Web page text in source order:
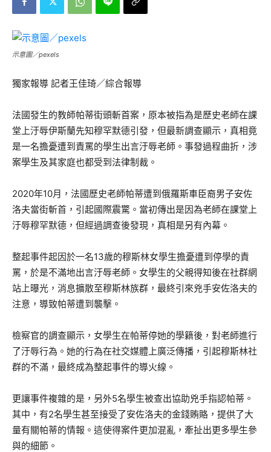
示意圖／pexels
獨家報導 記者王佳琦／綜合報導
法國發生的教師帕蒂街頭斬首案，原本被指為是歷史老師在課
堂上汙辱伊斯蘭先知穆罕默德引發，但最新調查顯示，真相竟
是一名擔憂遭到責罵的學生出言汙辱老師。事發過程曲折，涉
案學生及其家庭也都受到法律制裁。
2020年10月，法國歷史老師帕蒂遭到俄羅斯車臣裔男子安佐
洛夫當街斬首，引起國際震驚。當初傳出是因為老師在課堂上
汙辱穆罕默德，但經過調查後發現，真相是另有內幕。
整起事件起因於一名13歲的穆斯林女學生擔憂遭到停學的責
罵，於是不滿地出言汙辱老師。女學生的父親得知後在社群網
站上曝光，消息擴散至穆斯林族群，最終引來兇手安佐洛夫的
注意，導致帕蒂遭到襲擊。
檢察官的調查顯示，女學生在帕蒂停她的學籍後，對老師進行
了汙辱行為。她的行為在社交媒體上廣泛傳播，引起穆斯林社
群的不滿，最終成為整起事件的導火線。
更讓事件複雜的是，另外5名學生被查出協助兇手指認帕蒂。
其中，有2名學生甚至接受了安佐洛夫的金錢賄賂，提供了大
量有關帕蒂的情報。這使得案件更加混亂，牽扯出更多學生參
與的細節。